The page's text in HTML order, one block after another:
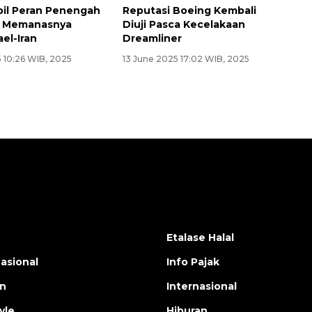
Peran Penengah
Iran
10:26 WIB, 2025
Reputasi Boeing Kembali
Diuji Pasca Kecelakaan
Dreamliner
13 June 2025 17:02 WIB, 2025
Etalase Halal
Info Pajak
Internasional